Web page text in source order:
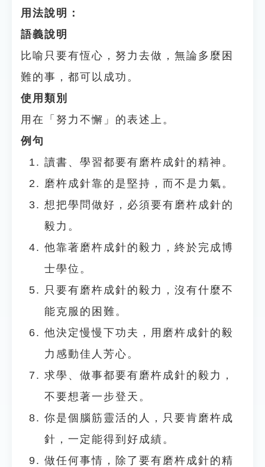
用法說明：
語義說明
比喻只要有恆心，努力去做，無論多麼困
難的事，都可以成功。
使用類別
用在「努力不懈」的表述上。
例句
讀書、學習都要有磨杵成針的精神。
磨杵成針靠的是堅持，而不是力氣。
想把學問做好，必須要有磨杵成針的
毅力。
他靠著磨杵成針的毅力，終於完成博
士學位。
只要有磨杵成針的毅力，沒有什麼不
能克服的困難。
他決定慢慢下功夫，用磨杵成針的毅
力感動佳人芳心。
求學、做事都要有磨杵成針的毅力，
不要想著一步登天。
你是個腦筋靈活的人，只要肯磨杵成
針，一定能得到好成績。
做任何事情，除了要有磨杵成針的精